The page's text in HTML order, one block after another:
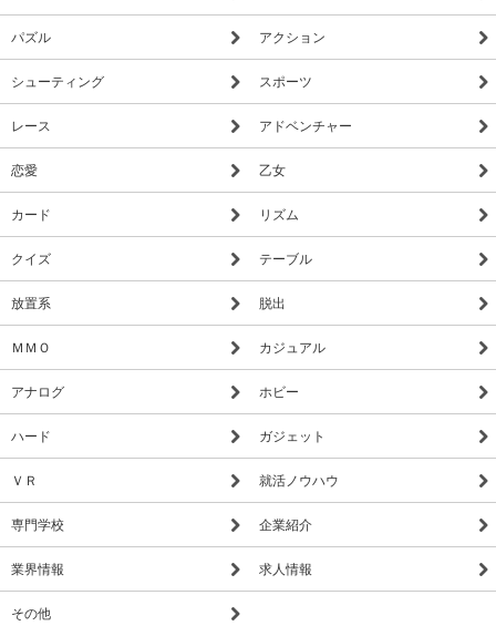
パズル アクション
シューティング スポーツ
レース アドベンチャー
恋愛 乙女
カード リズム
クイズ テーブル
放置系 脱出
ＭＭＯ カジュアル
アナログ ホビー
ハード ガジェット
ＶＲ 就活ノウハウ
専門学校 企業紹介
業界情報 求人情報
その他